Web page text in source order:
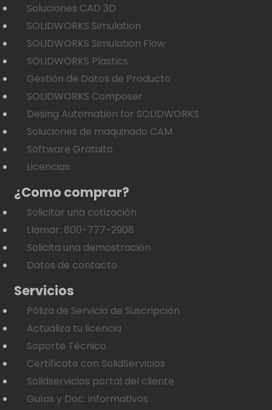
Soluciones CAD 3D
SOLIDWORKS Simulation
SOLIDWORKS Simulation Flow
SOLIDWORKS Plastics
Gestión de Datos de Producto
SOLIDWORKS Composer
Desing Automation for SOLIDWORKS
Soluciones de maquinado CAM
Software Gratuito
Licencias
¿Como comprar?
Solicitar una cotización
Llamar: 800-777-2908
Solicita una demostración
Datos de contacto
Servicios
Póliza de Servicio de Suscripción
Actualiza tu licencia
Soporte Técnico
Certificate con SolidServicios
Solidservicios portal del cliente
Guías y Doc. informativos